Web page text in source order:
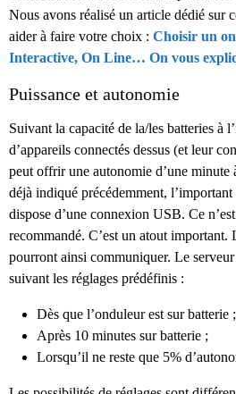
Nous avons réalisé un article dédié sur
aider à faire votre choix : Choisir un
Interactive, On Line… On vous
Puissance et autonomie
Suivant la capacité de la/les batteries à
d’appareils connectés dessus (et leur
peut offrir une autonomie d’une minute
déjà indiqué précédemment, l’important
dispose d’une connexion USB. Ce
recommandé. C’est un atout
pourront ainsi communiquer. Le serveur
suivant les réglages prédéfinis :
Dès que l’onduleur est sur batterie ;
Après 10 minutes sur batterie ;
Lorsqu’il ne reste que 5%